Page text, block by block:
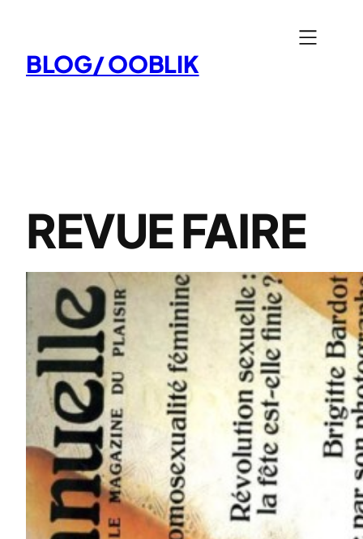
contenu
BLOG/ OOBLIK
REVUE FAIRE